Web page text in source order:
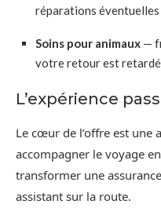
réparations éventuelles
Soins pour animaux —
votre retour est retardé
L’expérience
Le cœur de l’offre est une
accompagner le voyage
transformer une
assistant sur la route.